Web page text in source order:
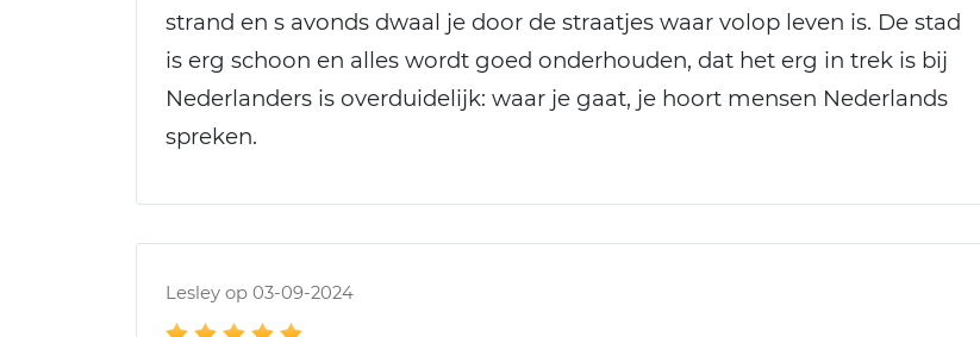
strand en s avonds dwaal je door de straatjes waar volop leven is. De stad
is erg schoon en alles wordt goed onderhouden, dat het erg in trek is bij
Nederlanders is overduidelijk: waar je gaat, je hoort mensen Nederlands
spreken.
Lesley op 03-09-2024